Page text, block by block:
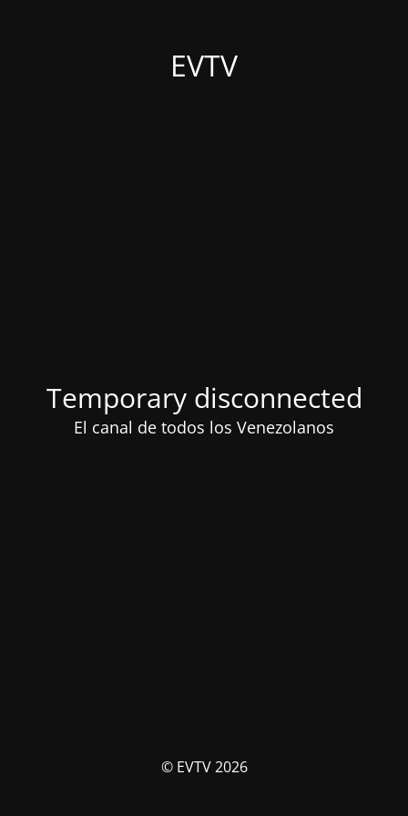
EVTV
Temporary disconnected
El canal de todos los Venezolanos
© EVTV 2026